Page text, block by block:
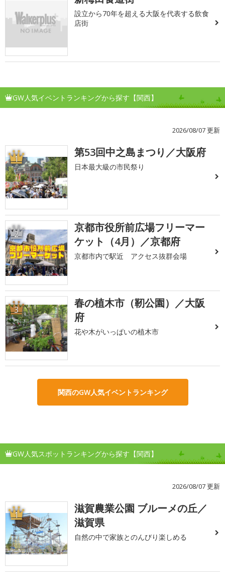
設立から70年を超える大阪を代表する飲食
店街
GW人気イベントランキングから探す【関西】
2026/08/07 更新
1 第53回中之島まつり／大阪府
日本最大級の市民祭り
2
京都市役所前広場フリーマー
ケット（4月）／京都府
京都市内で駅近 アクセス抜群会場
3
春の植木市（靭公園）／大阪
府
花や木がいっぱいの植木市
関西のGW人気イベントランキング
GW人気スポットランキングから探す【関西】
2026/08/07 更新
1
滋賀農業公園 ブルーメの丘／
滋賀県
自然の中で家族とのんびり楽しめる